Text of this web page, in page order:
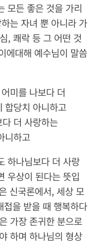
모든 좋은 것을 가리
는 자녀 뿐 아니라 가
, 쾌락 등 그 어떤 것
에대해 예수님이 말씀
미를 나보다 더
합당치 아니하고
더 사랑하는
니하고
하나님보다 더 사랑
우상이 된다는 뜻입
신국론에서, 세상 모
을 받을 때 행복하다
가장 존귀한 분으로
하며 하나님의 형상